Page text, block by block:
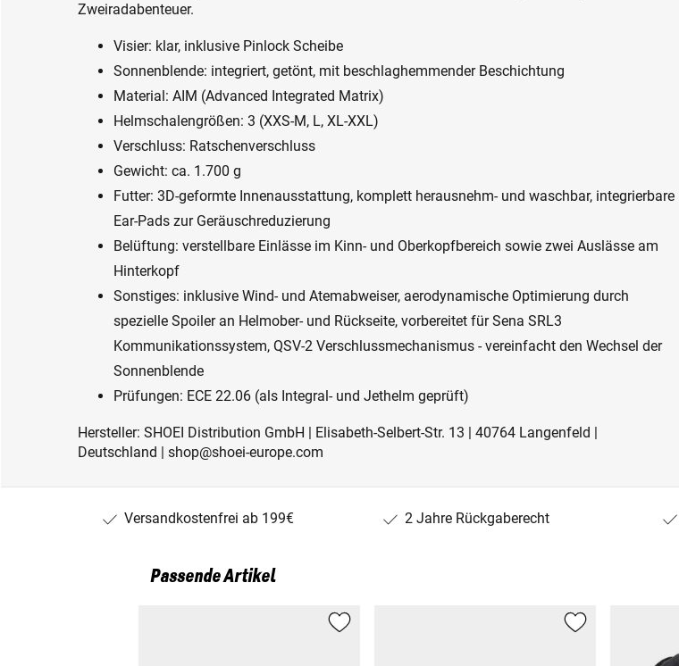
Zweiradabenteuer.
Visier: klar, inklusive Pinlock Scheibe
Sonnenblende: integriert, getönt, mit beschlaghemmender Beschichtung
Material: AIM (Advanced Integrated Matrix)
Helmschalengrößen: 3 (XXS-M, L, XL-XXL)
Verschluss: Ratschenverschluss
Gewicht: ca. 1.700 g
Futter: 3D-geformte Innenausstattung, komplett herausnehm- und waschbar, integrierbare
Ear-Pads zur Geräuschreduzierung
Belüftung: verstellbare Einlässe im Kinn- und Oberkopfbereich sowie zwei Auslässe am
Hinterkopf
Sonstiges: inklusive Wind- und Atemabweiser, aerodynamische Optimierung durch
spezielle Spoiler an Helmober- und Rückseite, vorbereitet für Sena SRL3
Kommunikationssystem, QSV-2 Verschlussmechanismus - vereinfacht den Wechsel der
Sonnenblende
Prüfungen: ECE 22.06 (als Integral- und Jethelm geprüft)
Hersteller: SHOEI Distribution GmbH | Elisabeth-Selbert-Str. 13 | 40764 Langenfeld |
Deutschland | shop@shoei-europe.com
Versandkostenfrei ab 199€ 2 Jahre Rückgaberecht
Passende Artikel